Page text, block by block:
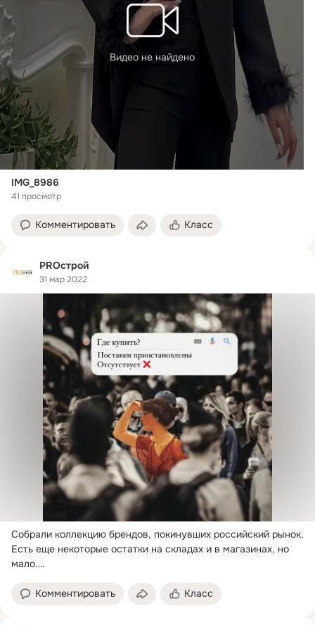
Видео не найдено
IMG_8986
41 просмотр
Комментировать Класс
PROстрой
31 мар 2022
Собрали коллекцию брендов, покинувших российский рынок.
Есть еще некоторые остатки на складах и в магазинах, но
мало.
BoConcept
Комментировать Класс